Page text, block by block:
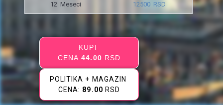
12 Meseci 12500 RSD
KUPI
CENA44.00 RSD
POLITIKA + MAGAZIN
CENA: 89.00 RSD